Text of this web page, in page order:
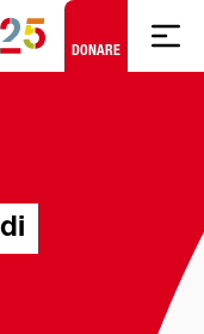
DONARE